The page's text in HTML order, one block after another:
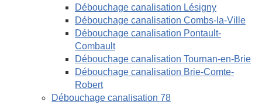
Débouchage canalisation Lésigny
Débouchage canalisation Combs-la-Ville
Débouchage canalisation Pontault-
Combault
Débouchage canalisation Tournan-en-Brie
Débouchage canalisation Brie-Comte-
Robert
Débouchage canalisation 78